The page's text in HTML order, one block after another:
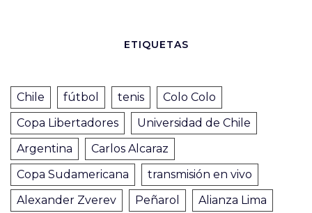
ETIQUETAS
Chile fútbol tenis
Colo Colo
Copa Libertadores
Universidad de Chile
Argentina
Carlos Alcaraz
Copa Sudamericana
transmisión en vivo
Alexander Zverev
Peñarol
Alianza Lima